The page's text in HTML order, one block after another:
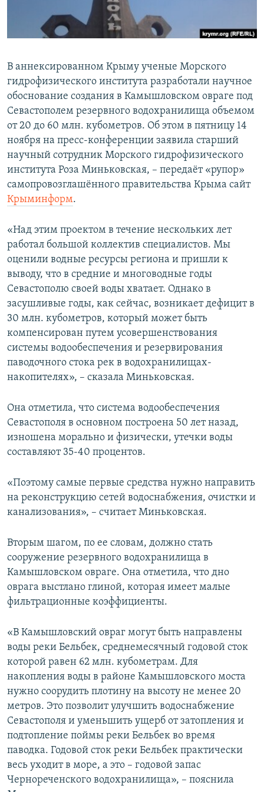
ПОБЕДИТЕЛЕЙ НЕ СУДЯТ?
КРЫМ.НЕПОКОРЕННЫЙ
УКРАИНСКАЯ ПРОБЛЕМА КРЫМА
Все сайты RFE/RL
В аннексированном Крыму ученые Морского
гидрофизического института разработали научное
обоснование создания в Камышловском овраге под
Севастополем резервного водохранилища объемом
от 20 до 60 млн. кубометров. Об этом в пятницу 14
ноября на пресс-конференции заявила старший
научный сотрудник Морского гидрофизического
института Роза Миньковская, – передаёт «рупор»
самопровозглашённого правительства Крыма сайт
Крыминформ.
«Над этим проектом в течение нескольких лет
работал большой коллектив специалистов. Мы
оценили водные ресурсы региона и пришли к
выводу, что в средние и многоводные годы
Севастополю своей воды хватает. Однако в
засушливые годы, как сейчас, возникает дефицит в
30 млн. кубометров, который может быть
компенсирован путем усовершенствования
системы водообеспечения и резервирования
паводочного стока рек в водохранилищах-
накопителях», – сказала Миньковская.
Она отметила, что система водообеспечения
Севастополя в основном построена 50 лет назад,
изношена морально и физически, утечки воды
составляют 35-40 процентов.
«Поэтому самые первые средства нужно направить
на реконструкцию сетей водоснабжения, очистки и
канализования», – считает Миньковская.
Вторым шагом, по ее словам, должно стать
сооружение резервного водохранилища в
Камышловском овраге. Она отметила, что дно
оврага выстлано глиной, которая имеет малые
фильтрационные коэффициенты.
«В Камышловский овраг могут быть направлены
воды реки Бельбек, среднемесячный годовой сток
которой равен 62 млн. кубометрам. Для
накопления воды в районе Камышловского моста
нужно соорудить плотину на высоту не менее 20
метров. Это позволит улучшить водоснабжение
Севастополя и уменьшить ущерб от затопления и
подтопление поймы реки Бельбек во время
паводка. Годовой сток реки Бельбек практически
весь уходит в море, а это – годовой запас
Чернореченского водохранилища», – пояснила